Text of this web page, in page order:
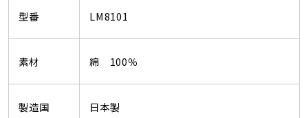
型番 LM8101
素材 綿 100％
製造国 日本製